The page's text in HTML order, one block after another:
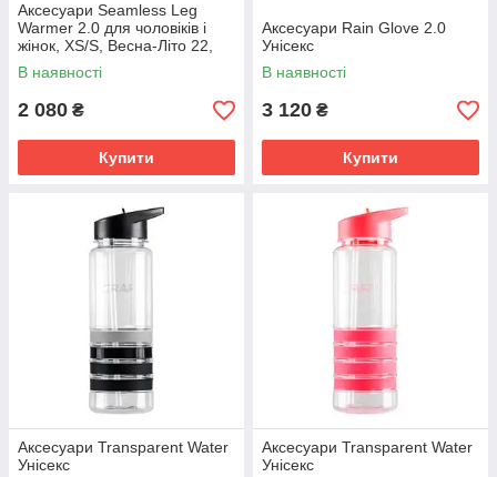
Аксесуари Seamless Leg
Warmer 2.0 для чоловіків і
жінок, XS/S, Весна-Літо 22,
колір 9999
В наявності
2 080 ₴
Купити
Аксесуари Rain Glove 2.0
Унісекс
В наявності
3 120 ₴
Купити
Аксесуари Transparent Water
Унісекс
Аксесуари Transparent Water
Унісекс